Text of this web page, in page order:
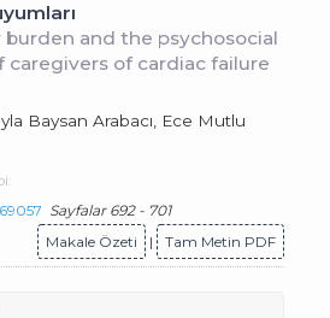
burden and the psychosocial
of cardiac failure
Baysan Arabacı, Ece Mutlu
Sayfalar 692 - 701
Makale Özeti
| Tam Metin PDF